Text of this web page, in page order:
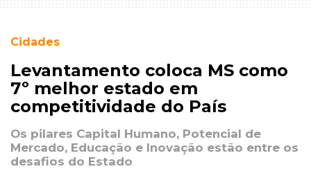
Cidades
Levantamento coloca MS como
7º melhor estado em
competitividade do País
Os pilares Capital Humano, Potencial de
Mercado, Educação e Inovação estão entre os
desafios do Estado